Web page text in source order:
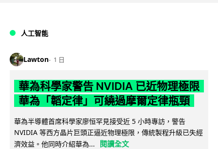
人工智能
Lawton 1 日
華為科學家警告 NVIDIA 已近物理極限
華為「韜定律」可繞過摩爾定律瓶頸
華為半導體首席科學家廖恒罕見接受近 5 小時專訪，警告
NVIDIA 等西方晶片巨頭正逼近物理極限，傳統製程升級已失經
濟效益。他同時介紹華為...
閱讀全文